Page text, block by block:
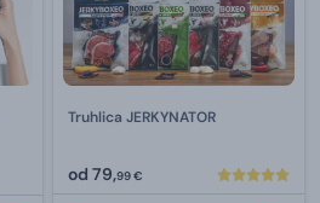
Truhlica JERKYNATOR
od 79,99 €